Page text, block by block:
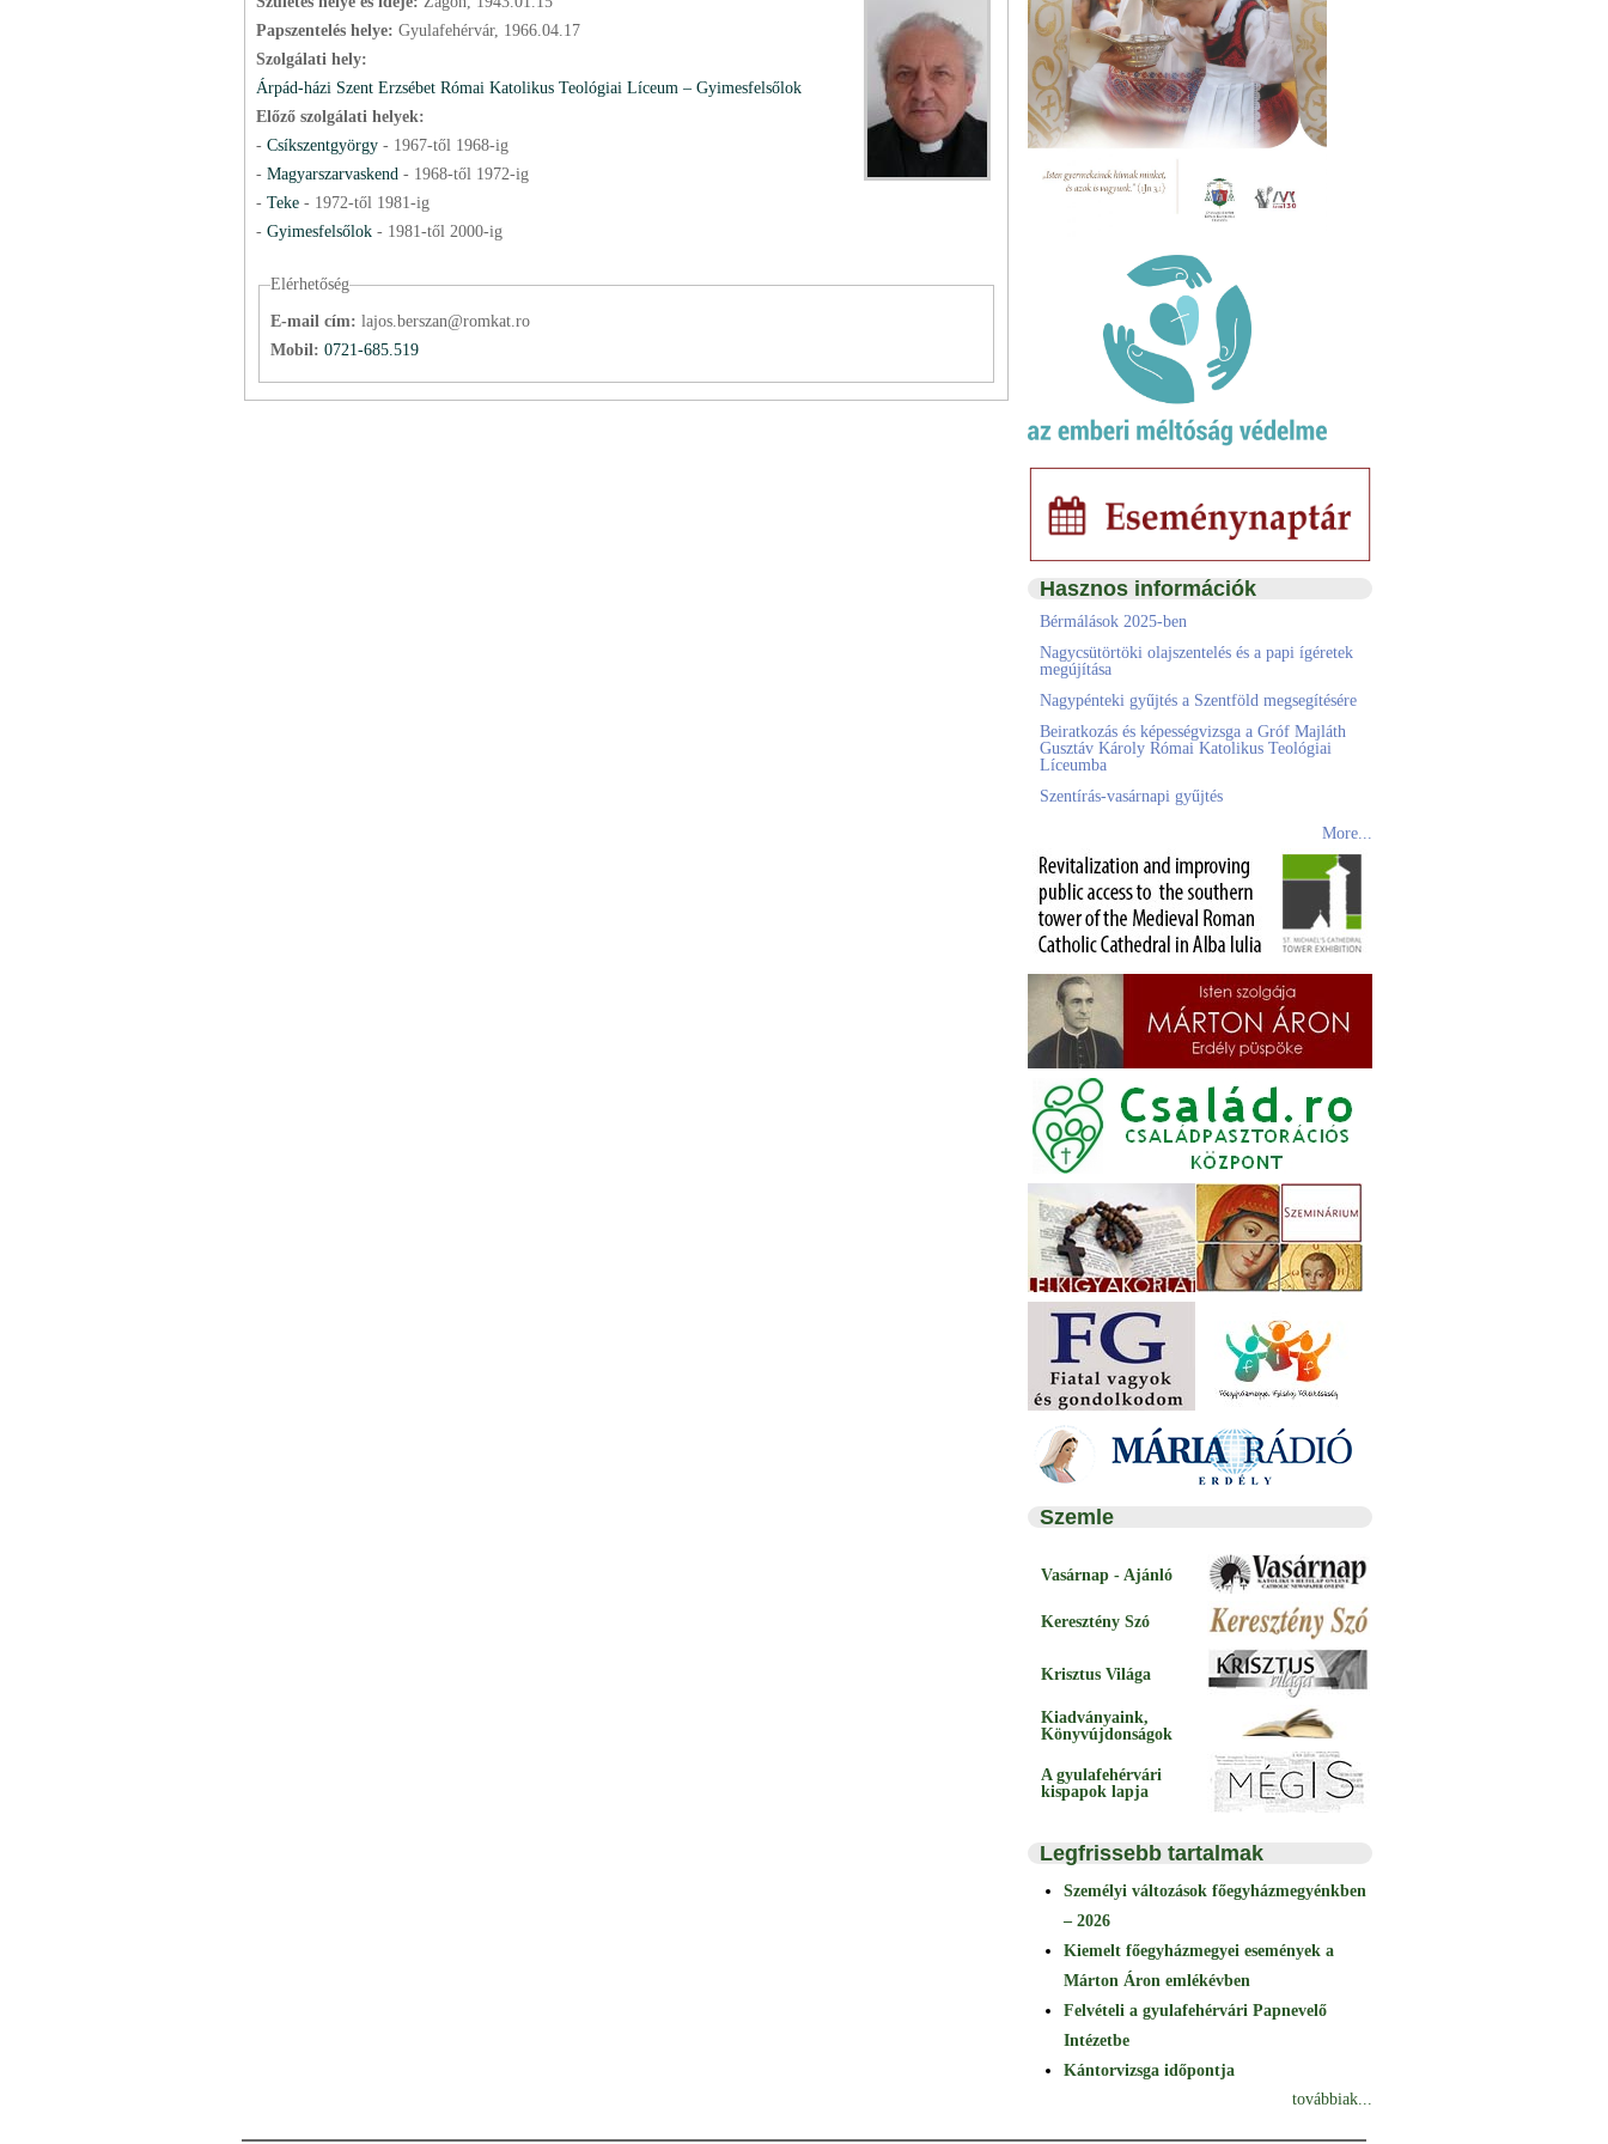
Papszentelés helye: Gyulafehérvár, 1966.04.17
Szolgálati hely:
Árpád-házi Szent Erzsébet Római Katolikus Teológiai Líceum – Gyimesfelsőlok
Előző szolgálati helyek:
- Csíkszentgyörgy - 1967-től 1968-ig
- Magyarszarvaskend - 1968-től 1972-ig
- Teke - 1972-től 1981-ig
- Gyimesfelsőlok- 1981-től 2000-ig
Elérhetőség
E-mail cím: lajos.berszan@romkat.ro
Mobil: 0721-685.519
Hasznos információk
Bérmálások 2025-ben
Nagycsütörtöki olajszentelés és a papi ígéretek
megújítása
Nagypénteki gyűjtés a Szentföld megsegítésére
Beiratkozás és képességvizsga a Gróf Majláth
Gusztáv Károly Római Katolikus Teológiai
Líceumba
Szentírás-vasárnapi gyűjtés
More...
Szemle
Vasárnap - Ajánló
Keresztény Szó
Krisztus Világa
Kiadványaink,
Könyvújdonságok
A gyulafehérvári
kispapok lapja
Legfrissebb tartalmak
Személyi változások főegyházmegyénkben
– 2026
Kiemelt főegyházmegyei események a
Márton Áron emlékévben
Felvételi a gyulafehérvári Papnevelő
Intézetbe
Kántorvizsga időpontja
továbbiak...